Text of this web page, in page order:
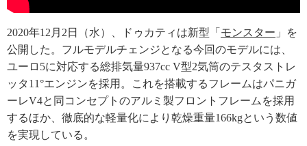
2020年12月2日（水）、ドゥカティは新型「 モンスター 」を
公開した。フルモデルチェンジとなる今回のモデルには、
ユーロ5に対応する総排気量937cc V型2気筒のテスタストレ
ッタ11°エンジンを採用。これを搭載するフレームはパニガ
ーレV4と同コンセプトのアルミ製フロントフレームを採用
するほか、徹底的な軽量化により乾燥重量166kgという数値
を実現している。